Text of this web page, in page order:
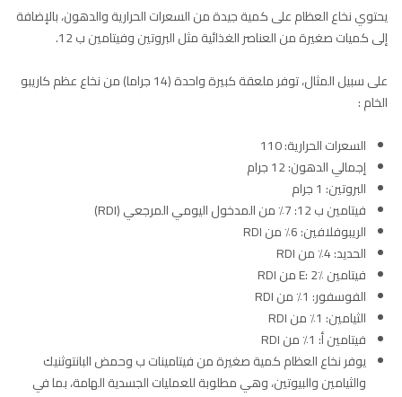
يحتوي نخاع العظام على كمية جيدة من السعرات الحرارية والدهون، بالإضافة
إلى كميات صغيرة من العناصر الغذائية مثل البروتين وفيتامين ب 12.
على سبيل المثال، توفر ملعقة كبيرة واحدة (14 جراما) من نخاع عظم كاريبو
الخام :
السعرات الحرارية: 110
إجمالي الدهون: 12 جرام
البروتين: 1 جرام
فيتامين ب 12: 7٪ من المدخول اليومي المرجعي (RDI)
الريبوفلافين: 6٪ من RDI
الحديد: 4٪ من RDI
فيتامين E: 2٪ من RDI
الفوسفور: 1٪ من RDI
الثيامين: 1٪ من RDI
فيتامين أ: 1٪ من RDI
يوفر نخاع العظام كمية صغيرة من فيتامينات ب وحمض البانتوثنيك
والثيامين والبيوتين، وهي مطلوبة للعمليات الجسدية الهامة، بما في